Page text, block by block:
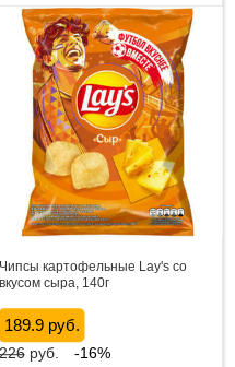
Чипсы картофельные Lay's со
вкусом сыра, 140г
189.9 руб.
руб. -16%